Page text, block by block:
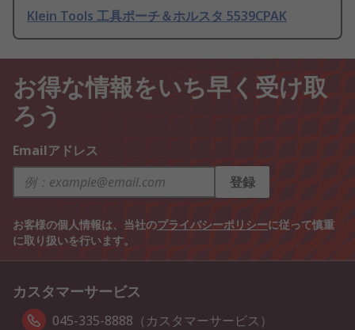
Klein Tools 工具ポーチ＆ホルスタ 5539CPAK
お得な情報をいち早く受け取
ろう
Emailアドレス
登録
お客様の個人情報は、当社のプライバシーポリシーに従って慎重
に取り扱いを行います。
カスタマーサービス
045-335-8888（カスタマーサービス）